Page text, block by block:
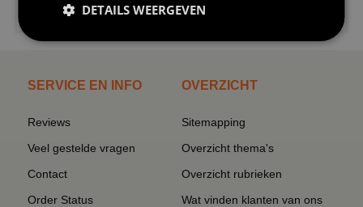
SERVICE EN INFO
Reviews
Veel gestelde vragen
Contact
Order Status
OVERZICHT
Sitemapping
Overzicht thema's
Overzicht rubrieken
Wat vinden klanten van ons
DETAILS WEERGEVEN